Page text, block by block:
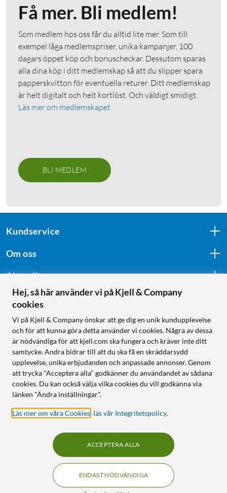
Få mer. Bli medlem!
Som medlem hos oss får du alltid lite mer. Som till
exempel låga medlemspriser, unika kampanjer, 100
dagars öppet köp och bonuscheckar. Dessutom sparas
alla dina köp i ditt medlemskap så att du slipper spara
papperskvitton för eventuella returer. Ditt medlemskap
är helt digitalt och helt kortlöst. Och väldigt smidigt.
Läs mer om medlemskapet
BLI MEDLEM
Kundservice
Om oss
Aktuellt
Följ oss
Handla från:
Sverige
Norge
KUNSKAP OCH TILLBEHÖR TILL
Hej, så här använder vi på Kjell & Company
cookies
Vi på Kjell & Company önskar att ge dig en unik kundupplevelse
och för att kunna göra detta använder vi cookies. Några av dessa
är nödvändiga för att kjell.com ska fungera och kräver inte ditt
samtycke. Andra bidrar till att du ska få en skräddarsydd
upplevelse, unika erbjudanden och anpassade annonser. Genom
att trycka "Acceptera alla" godkänner du användandet av sådana
cookies. Du kan också välja vilka cookies du vill godkänna via
länken "Ändra inställningar".
Läs mer om våra Cookies läs vår Integritetspolicy.
ENDAST NÖDVÄNDIGA
ACCEPTERA ALLA